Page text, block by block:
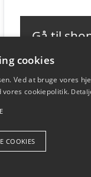
Gå til
cookies
Ved at bruge vores
vores cookiepolitik.
COOKIES